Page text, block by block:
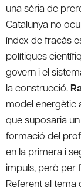
una sèria de
Catalunya no
índex de fracàs
polítiques
govern i el
la construcció.
model energètic
que suposaria
formació del
en la primera i
impuls, però per
Referent al